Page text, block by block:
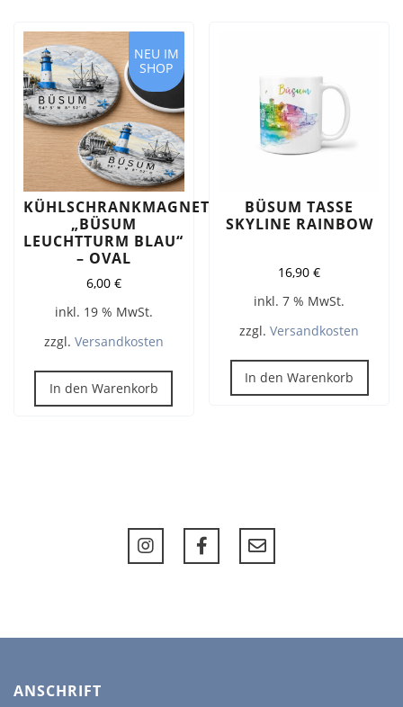
NEU IM
SHOP
KÜHLSCHRANKMAGNET
„BÜSUM
LEUCHTTURM BLAU“
– OVAL
6,00 €
inkl. 19 % MwSt.
zzgl. Versandkosten
In den Warenkorb
BÜSUM TASSE
SKYLINE RAINBOW
16,90€
inkl. 7 % MwSt.
zzgl.Versandkosten
In den Warenkorb
ANSCHRIFT